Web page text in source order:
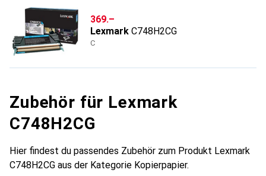
CHF
369.–
Lexmark C748H2CG
C
Zubehör für Lexmark
C748H2CG
Hier findest du passendes Zubehör zum Produkt Lexmark
C748H2CG aus der Kategorie Kopierpapier.